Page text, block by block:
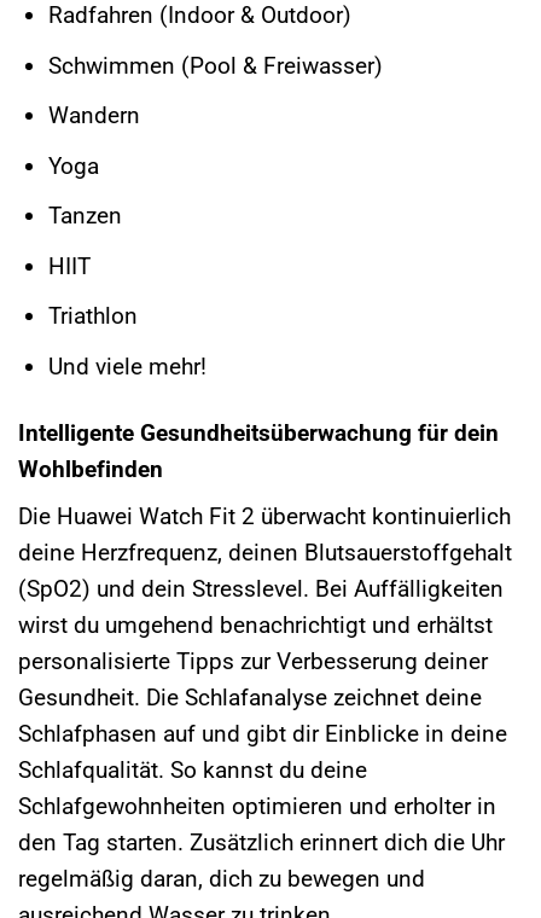
Radfahren (Indoor & Outdoor)
Schwimmen (Pool & Freiwasser)
Wandern
Yoga
Tanzen
HIIT
Triathlon
Und viele mehr!
Intelligente Gesundheitsüberwachung für dein
Wohlbefinden
Die Huawei Watch Fit 2 überwacht kontinuierlich
deine Herzfrequenz, deinen Blutsauerstoffgehalt
(SpO2) und dein Stresslevel. Bei Auffälligkeiten
wirst du umgehend benachrichtigt und erhältst
personalisierte Tipps zur Verbesserung deiner
Gesundheit. Die Schlafanalyse zeichnet deine
Schlafphasen auf und gibt dir Einblicke in deine
Schlafqualität. So kannst du deine
Schlafgewohnheiten optimieren und erholter in
den Tag starten. Zusätzlich erinnert dich die Uhr
regelmäßig daran, dich zu bewegen und